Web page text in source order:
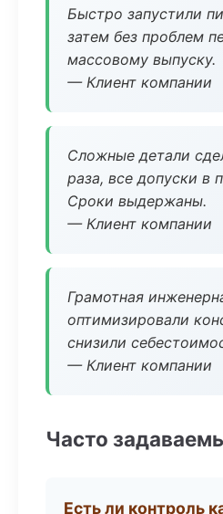
Быстро запустили
затем без проблем
массовому выпуску.
— Клиент компании
Сложные детали
раза, все допуски в
Сроки выдержаны.
— Клиент компании
Грамотная
оптимизировали
снизили
— Клиент компании
Часто
Есть ли контроль